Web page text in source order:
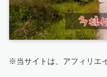
※当サイトは、アフィリエ